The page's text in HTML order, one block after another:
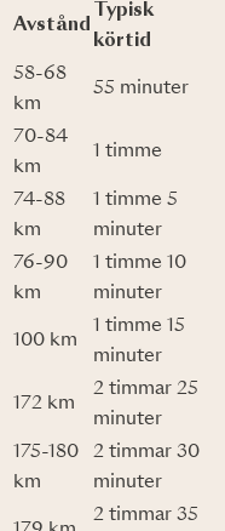
Avstånd
Typisk
körtid
58-68
km
55 minuter
70-84
km
1 timme
74-88
km
1 timme 5
minuter
76-90
km
1 timme 10
minuter
100 km
1 timme 15
minuter
172 km
2 timmar 25
minuter
175-180
km
2 timmar 30
minuter
2 timmar 35